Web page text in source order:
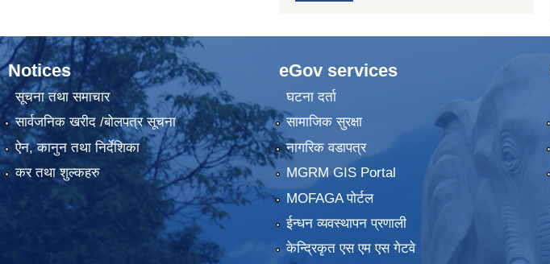
Notices
सूचना तथा समाचार
सार्वजनिक खरीद /बोलपत्र सूचना
ऐन, कानुन तथा निर्देशिका
कर तथा शुल्कहरु
eGov services
घटना दर्ता
सामाजिक सुरक्षा
नागरिक वडापत्र
MGRM GIS Portal
MOFAGA पोर्टल
ईन्धन व्यवस्थापन प्रणाली
केन्द्रिकृत एस एम एस गेटवे